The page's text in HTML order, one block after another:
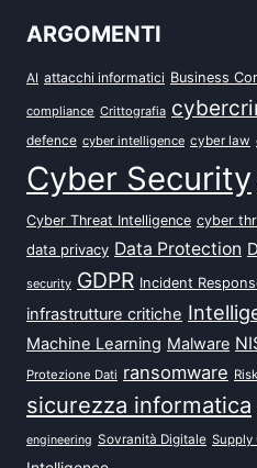
ARGOMENTI
AI attacchi informatici Business
compliance Crittografia
defence cyber intelligence cyber law
Cyber Security
Cyber Threat Intelligence cyber
data privacy Data Protection
security GDPR Incident
infrastrutture critiche
Machine Learning Malware
Protezione Dati ransomware
sicurezza informatica
engineering Sovranità Digitale Supply